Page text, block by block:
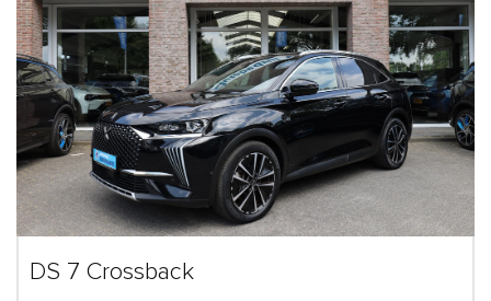
DS 7 Crossback